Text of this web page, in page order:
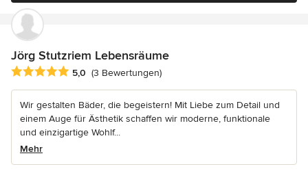
Jörg Stutzriem Lebensräume
Durchschnittliche Bewertung: 5 von 5 Sternen
5,0 (3 Bewertungen)
Wir gestalten Bäder, die begeistern! Mit Liebe zum Detail und
einem Auge für Ästhetik schaffen wir moderne, funktionale
und einzigartige Wohlf...
Mehr